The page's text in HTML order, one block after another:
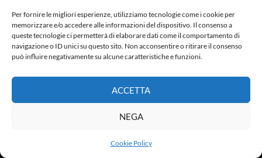
Per fornire le migliori esperienze, utilizziamo tecnologie come i cookie per
memorizzare e/o accedere alle informazioni del dispositivo. Il consenso a
queste tecnologie ci permetterà di elaborare dati come il comportamento di
navigazione o ID unici su questo sito. Non acconsentire o ritirare il consenso
può influire negativamente su alcune caratteristiche e funzioni.
ACCETTA
NEGA
Cookie Policy
IMPRENDITORIA INDUSTRIALE E DEI SERVIZI
CULTURA ED ISTRUZIONE
LETTERATURA
MANIFESTAZIONI